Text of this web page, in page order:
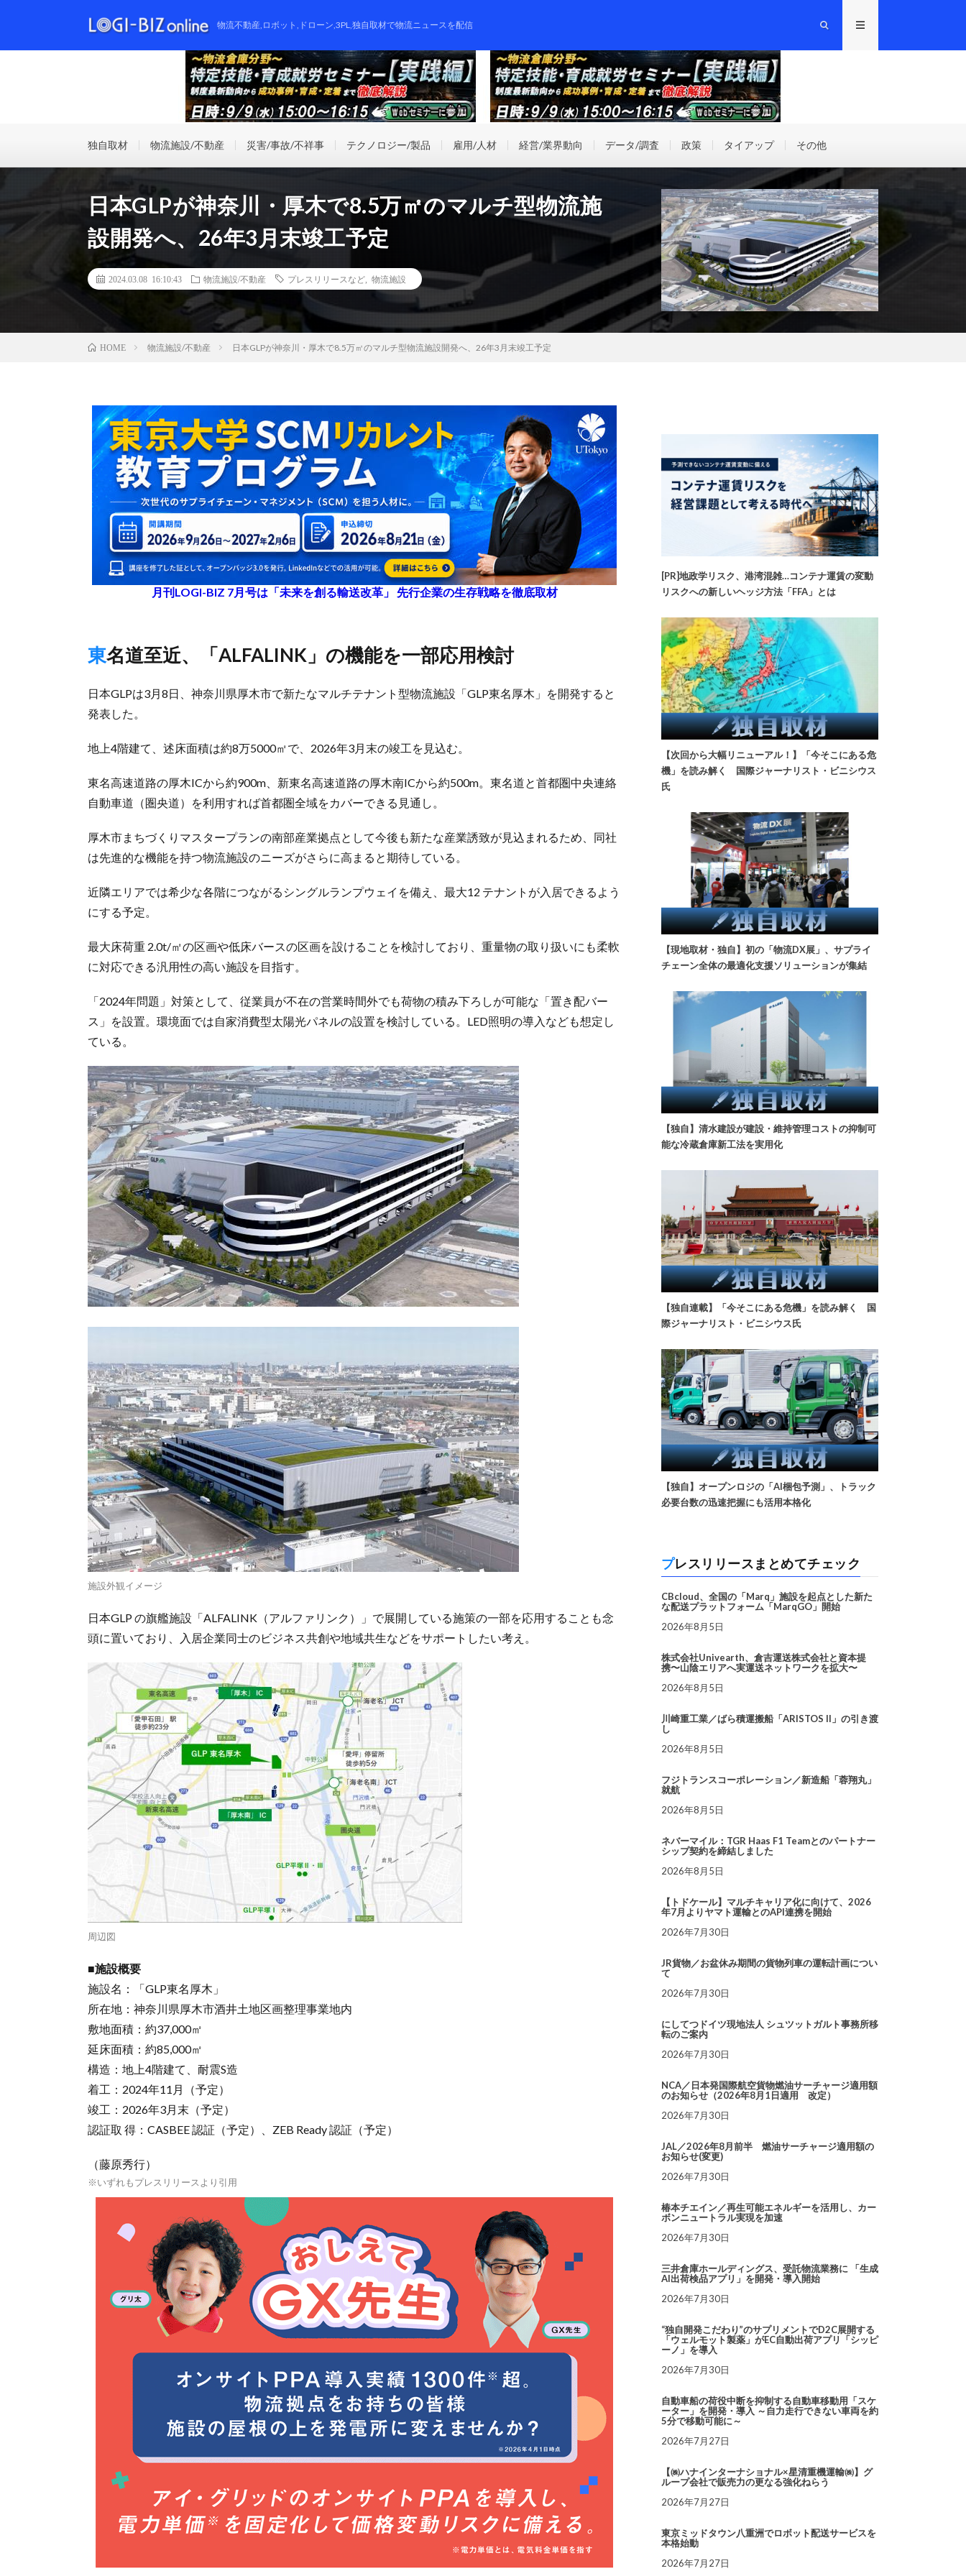
物流不動産,ロボット,ドローン,3PL,独自取材で物流ニュースを配信
独自取材 物流施設/不動産 災害/事故/不祥事 テクノロジー/製品 雇用/人材 経営/業界動向 データ/調査 政策 タイアップ その他
日本GLPが神奈川・厚木で8.5万㎡のマルチ型物流施
設開発へ、26年3月末竣工予定
2024.03.08 16:10:43 物流施設/不動産 プレスリリースなど 物流施設
HOME 物流施設/不動産 日本GLPが神奈川・厚木で8.5万㎡のマルチ型物流施設開発へ、26年3月末竣工予定
月刊LOGI-BIZ 7月号は「未来を創る輸送改革」 先行企業の生存戦略を徹底取材
東名道至近、「ALFALINK」の機能を一部応用検討
日本GLPは3月8日、神奈川県厚木市で新たなマルチテナント型物流施設「GLP東名厚木」を開発すると
発表した。
地上4階建て、述床面積は約8万5000㎡で、2026年3月末の竣工を見込む。
東名高速道路の厚木ICから約900m、新東名高速道路の厚木南ICから約500m。東名道と首都圏中央連絡
自動車道（圏央道）を利用すれば首都圏全域をカバーできる見通し。
厚木市まちづくりマスタープランの南部産業拠点として今後も新たな産業誘致が見込まれるため、同社
は先進的な機能を持つ物流施設のニーズがさらに高まると期待している。
近隣エリアでは希少な各階につながるシングルランプウェイを備え、最大12 テナントが入居できるよう
にする予定。
最大床荷重 2.0t/㎡の区画や低床バースの区画を設けることを検討しており、重量物の取り扱いにも柔軟
に対応できる汎用性の高い施設を目指す。
「2024年問題」対策として、従業員が不在の営業時間外でも荷物の積み下ろしが可能な「置き配バー
ス」を設置。環境面では自家消費型太陽光パネルの設置を検討している。LED照明の導入なども想定し
ている。
施設外観イメージ
日本GLP の旗艦施設「ALFALINK（アルファリンク）」で展開している施策の一部を応用することも念
頭に置いており、入居企業同士のビジネス共創や地域共生などをサポートしたい考え。
周辺図
■施設概要
施設名：「GLP東名厚木」
所在地：神奈川県厚木市酒井土地区画整理事業地内
敷地面積：約37,000㎡
延床面積：約85,000㎡
構造：地上4階建て、耐震S造
着工：2024年11月（予定）
竣工：2026年3月末（予定）
認証取 得：CASBEE 認証（予定）、ZEB Ready 認証（予定）
（藤原秀行）
※いずれもプレスリリースより引用
[PR]地政学リスク、港湾混雑…コンテナ運賃の変動
リスクへの新しいヘッジ方法「FFA」とは
【次回から大幅リニューアル！】「今そこにある危
機」を読み解く 国際ジャーナリスト・ビニシウス
氏
【現地取材・独自】初の「物流DX展」、サプライ
チェーン全体の最適化支援ソリューションが集結
【独自】清水建設が建設・維持管理コストの抑制可
能な冷蔵倉庫新工法を実用化
【独自連載】「今そこにある危機」を読み解く 国
際ジャーナリスト・ビニシウス氏
【独自】オープンロジの「AI梱包予測」、トラック
必要台数の迅速把握にも活用本格化
プレスリリースまとめてチェック
CBcloud、全国の「Marq」施設を起点とした新た
な配送プラットフォーム「MarqGO」開始
2026年8月5日
株式会社Univearth、倉吉運送株式会社と資本提
携〜山陰エリアへ実運送ネットワークを拡大〜
2026年8月5日
川崎重工業／ばら積運搬船「ARISTOS II」の引き渡
し
2026年8月5日
フジトランスコーポレーション／新造船「蓉翔丸」
就航
2026年8月5日
ネバーマイル：TGR Haas F1 Teamとのパートナー
シップ契約を締結しました
2026年8月5日
【トドケール】マルチキャリア化に向けて、2026
年7月よりヤマト運輸とのAPI連携を開始
2026年7月30日
JR貨物／お盆休み期間の貨物列車の運転計画につい
て
2026年7月30日
にしてつドイツ現地法人 シュツットガルト事務所移
転のご案内
2026年7月30日
NCA／日本発国際航空貨物燃油サーチャージ適用額
のお知らせ（2026年8月1日適用 改定）
2026年7月30日
JAL／2026年8月前半 燃油サーチャージ適用額の
お知らせ(変更)
2026年7月30日
椿本チエイン／再生可能エネルギーを活用し、カー
ボンニュートラル実現を加速
2026年7月30日
三井倉庫ホールディングス、受託物流業務に 「生成
AI出荷検品アプリ」を開発・導入開始
2026年7月30日
“独自開発こだわり”のサプリメントでD2C展開する
「ウェルモット製薬」がEC自動出荷アプリ「シッピ
ーノ」を導入
2026年7月30日
自動車船の荷役中断を抑制する自動車移動用「スケ
ーター」を開発・導入 ～自力走行できない車両を約
5分で移動可能に～
2026年7月27日
【㈱ハナインターナショナル×星清重機運輸㈱】グ
ループ会社で販売力の更なる強化ねらう
2026年7月27日
東京ミッドタウン八重洲でロボット配送サービスを
本格始動
2026年7月27日